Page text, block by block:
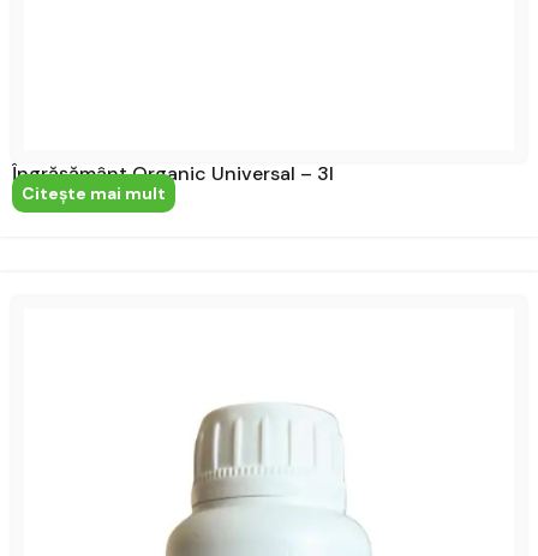
Îngrășământ Organic Universal – 3l
Citeşte mai mult